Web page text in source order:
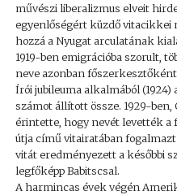
művészi liberalizmus elveit
egyenlőségért küzdő vitacikkei
hozzá a Nyugat arculatának
1919-ben emigrációba szorult,
neve azonban
Írói jubileuma alkalmából
számot állított össze. 1929-
érintette, hogy nevét levették a
útja című vitairatában
vitát eredményezett a későbbi
legfőképp Babitscsal.
A harmincas évek végén